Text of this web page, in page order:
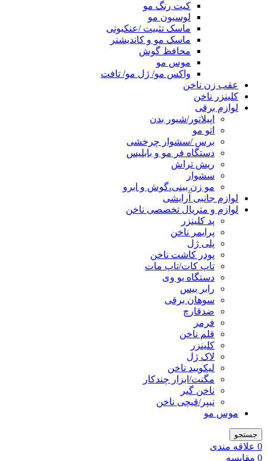
کیت رنگ مو
لوسیون مو
ماسک تثبیت /عنکبوتی
ماسک مو و کاندیشنر
محافظ گوش
موس مو
واکس مو/ ژل مو/ تافت
عقب زن ناخن
کلینزر ناخن
لوازم برقی
اپیلاتور/شیور بدن
اتو مو
برس /سشوار چرخشی
دستگاه فر مو و بابلیس
ریش تراش
سشوار
مو زن بینی،گوش و ابرو
لوازم جانبی آرایشی
لوازم و متریال تخصصی ناخن
پد کلینزر
پرایمر ناخن
پلی ژل
پودر کاشت ناخن
تاپ کات/تاپ مات
دستگاه یو وی
رابر بیس
سوهان برقی
ضدقارچ
فرمر
قلم ناخن
کلینزر
لاک ژل
لیکوييد ناخن
مگنت/ابزار چندکار
ناخن گیر
نیپر/قیچی ناخن
موس مو
جستجو
0 علاقه مندی
0 مقایسه